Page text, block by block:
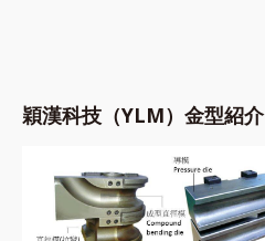
穎漢科技（YLM）金型紹介